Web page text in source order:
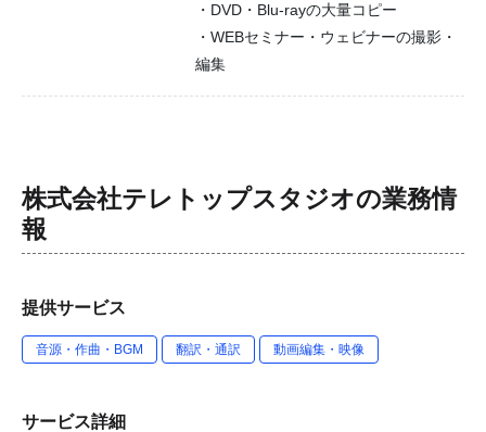
・DVD・Blu-rayの大量コピー
・WEBセミナー・ウェビナーの撮影・
編集
株式会社テレトップスタジオの業務情
報
提供サービス
音源・作曲・BGM 翻訳・通訳 動画編集・映像
サービス詳細